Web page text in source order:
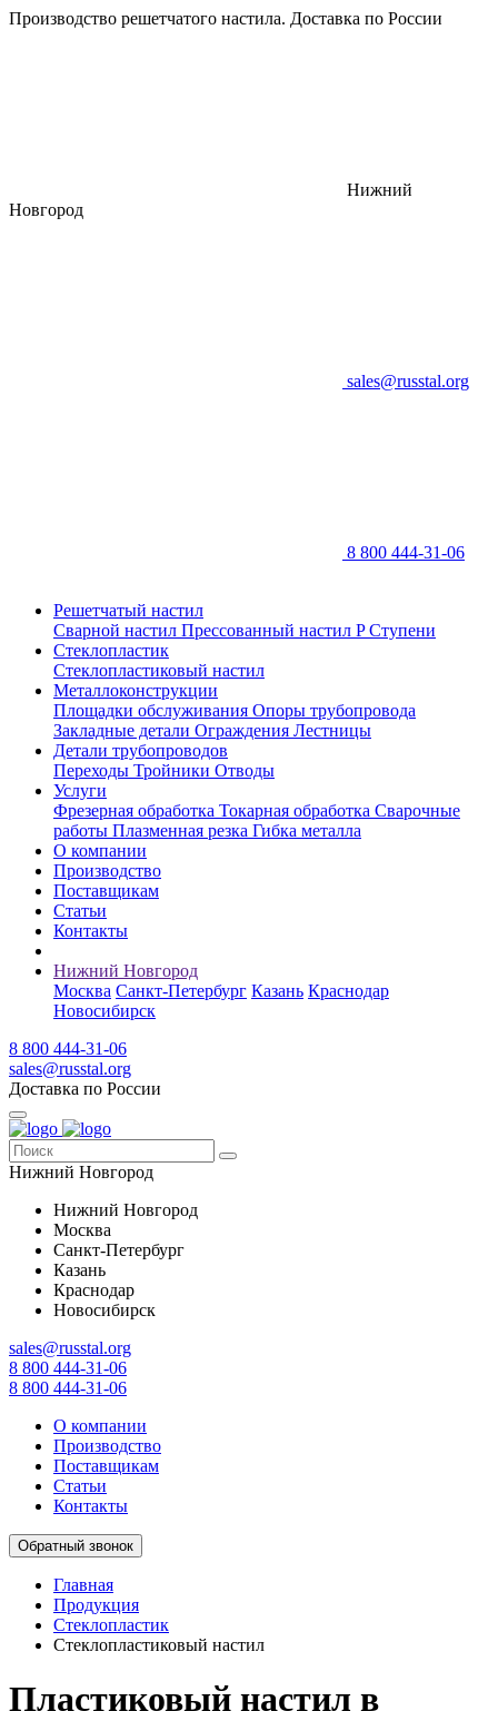
Производство решетчатого настила. Доставка по России
Нижний
Новгород
sales@russtal.org
8 800 444-31-06
Решетчатый настил
Сварной настил Прессованный настил PСтупени
Стеклопластик
Стеклопластиковый настил
Металлоконструкции
Площадки обслуживания Опоры трубопровода
Закладные детали Ограждения Лестницы
Детали трубопроводов
Переходы Тройники Отводы
Услуги
Фрезерная обработка Токарная обработка Сварочные
работы Плазменная резка Гибка металла
О компании
Производство
Поставщикам
Статьи
Контакты
Нижний Новгород
Москва Санкт-Петербург Казань Краснодар
Новосибирск
8 800 444-31-06
sales@russtal.org
Доставка по России
Нижний Новгород
Нижний Новгород
Москва
Санкт-Петербург
Казань
Краснодар
Новосибирск
sales@russtal.org
8 800 444-31-06
8 800 444-31-06
О компании
Производство
Поставщикам
Статьи
Контакты
Обратный звонок
Главная
Продукция
Стеклопластик
Стеклопластиковый настил
Пластиковый настил в